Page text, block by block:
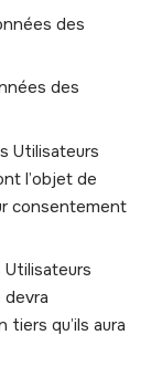
des
des
Utilisateurs
l’objet de
consentement
devra
qu’ils aura